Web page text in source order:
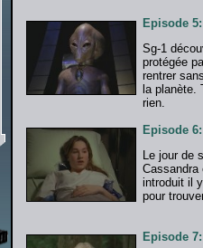
Episode
Sg-1
protégée
rentrer
la planète.
rien.
Episode
Le jour de
Cassandra
introduit il
pour
Episode